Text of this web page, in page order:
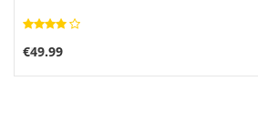
€49.99